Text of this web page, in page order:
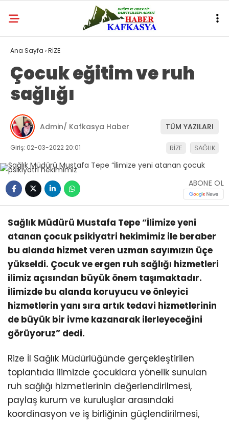
Ana Sayfa ›RİZE
Çocuk eğitim ve ruh
sağlığı
Admin/ Kafkasya Haber TÜM YAZILARI
Giriş: 02-03-2022 20:01 RİZE SAĞLIK
ABONE OL
Sağlık Müdürü Mustafa Tepe “İlimize yeni
atanan çocuk psikiyatri hekimimiz ile beraber
bu alanda hizmet veren uzman sayımızın üçe
yükseldi. Çocuk ve ergen ruh sağlığı hizmetleri
ilimiz açısından büyük önem taşımaktadır.
İlimizde bu alanda koruyucu ve önleyici
hizmetlerin yanı sıra artık tedavi hizmetlerinin
de büyük bir ivme kazanarak ilerleyeceğini
görüyoruz” dedi.
Rize İl Sağlık Müdürlüğünde gerçekleştirilen
toplantıda ilimizde çocuklara yönelik sunulan
ruh sağlığı hizmetlerinin değerlendirilmesi,
paylaş kurum ve kuruluşlar arasındaki
koordinasyon ve iş birliğinin güçlendirilmesi,